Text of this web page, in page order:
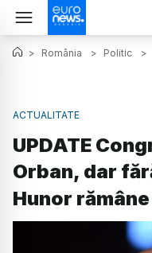
> România > Politic >
ACTUALITATE
UPDATE
Orban, dar
Hunor